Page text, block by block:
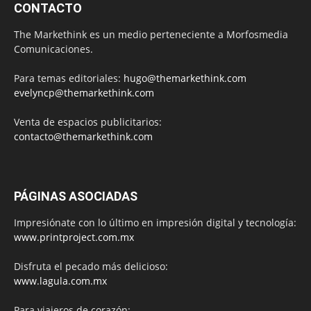
CONTACTO
The Markethink es un medio perteneciente a Morfosmedia
Comunicaciones.
Para temas editoriales: hugo@themarkethink.com
evelyncp@themarkethink.com
Venta de espacios publicitarios:
contacto@themarkethink.com
PÁGINAS ASOCIADAS
Impresiónate con lo último en impresión digital y tecnología:
www.printproject.com.mx
Disfruta el pecado más delicioso:
www.lagula.com.mx